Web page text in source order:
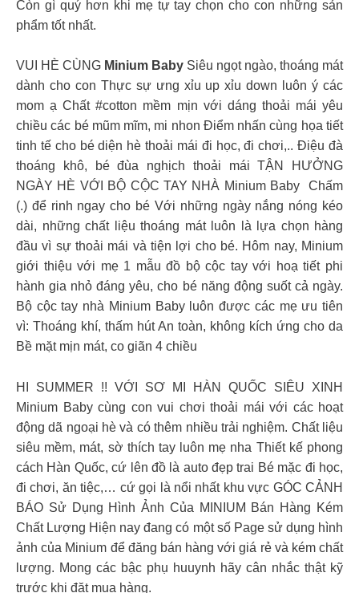
Còn gì quý hơn khi mẹ tự tay chọn cho con những sản
phẩm tốt nhất.
VUI HÈ CÙNG Minium Baby Siêu ngọt ngào, thoáng mát
dành cho con Thực sự ưng xỉu up xỉu down luôn ý các
mom ạ Chất #cotton mềm mịn với dáng thoải mái yêu
chiều các bé mũm mĩm, mi nhon Điểm nhấn cùng họa tiết
tinh tế cho bé diện hè thoải mái đi học, đi chơi,.. Điệu đà
thoáng khô, bé đùa nghịch thoải mái TẬN HƯỞNG
NGÀY HÈ VỚI BỘ CỘC TAY NHÀ Minium Baby Chấm
(.) để rinh ngay cho bé Với những ngày nắng nóng kéo
dài, những chất liệu thoáng mát luôn là lựa chọn hàng
đầu vì sự thoải mái và tiện lợi cho bé. Hôm nay, Minium
giới thiệu với mẹ 1 mẫu đồ bộ cộc tay với hoạ tiết phi
hành gia nhỏ đáng yêu, cho bé năng động suốt cả ngày.
Bộ cộc tay nhà Minium Baby luôn được các mẹ ưu tiên
vì: Thoáng khí, thấm hút An toàn, không kích ứng cho da
Bề mặt mịn mát, co giãn 4 chiều
HI SUMMER !! VỚI SƠ MI HÀN QUỐC SIÊU XINH
Minium Baby cùng con vui chơi thoải mái với các hoạt
động dã ngoại hè và có thêm nhiều trải nghiệm. Chất liệu
siêu mềm, mát, sờ thích tay luôn mẹ nha Thiết kế phong
cách Hàn Quốc, cứ lên đồ là auto đẹp trai Bé mặc đi học,
đi chơi, ăn tiệc,… cứ gọi là nổi nhất khu vực GÓC CẢNH
BÁO Sử Dụng Hình Ảnh Của MINIUM Bán Hàng Kém
Chất Lượng Hiện nay đang có một số Page sử dụng hình
ảnh của Minium để đăng bán hàng với giá rẻ và kém chất
lượng. Mong các bậc phụ huuynh hãy cân nhắc thật kỹ
trước khi đặt mua hàng.